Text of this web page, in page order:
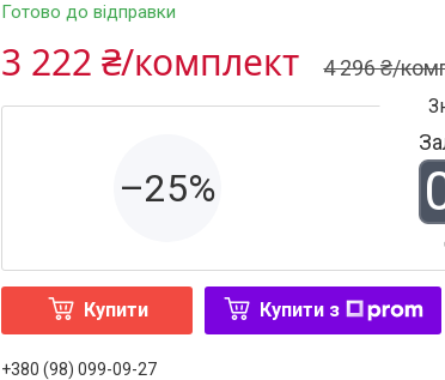
Готово до відправки
4 296 ₴/
3 222 ₴/комплект
–25%
Купити Купити з
+380 (98) 099-09-27